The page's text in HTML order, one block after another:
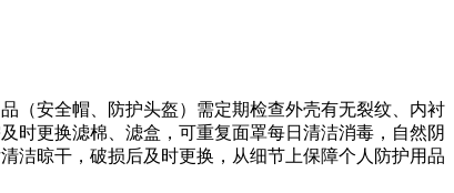
（安全帽、防护头盔）需定期检查外壳有无裂纹、内衬
时更换滤棉、滤盒，可重复面罩每日清洁消毒，自然阴
洁晾干，破损后及时更换，从细节上保障个人防护用品